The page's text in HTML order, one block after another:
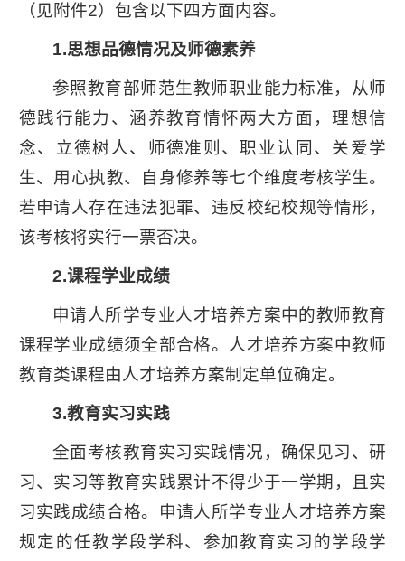
（见附件2）包含以下四方面内容。
1.思想品德情况及师德素养
参照教育部师范生教师职业能力标准，从师
德践行能力、涵养教育情怀两大方面，理想信
念、立德树人、师德准则、职业认同、关爱学
生、用心执教、自身修养等七个维度考核学生。
若申请人存在违法犯罪、违反校纪校规等情形，
该考核将实行一票否决。
2.课程学业成绩
申请人所学专业人才培养方案中的教师教育
课程学业成绩须全部合格。人才培养方案中教师
教育类课程由人才培养方案制定单位确定。
3.教育实习实践
全面考核教育实习实践情况，确保见习、研
习、实习等教育实践累计不得少于一学期，且实
习实践成绩合格。申请人所学专业人才培养方案
规定的任教学段学科、参加教育实习的学段学